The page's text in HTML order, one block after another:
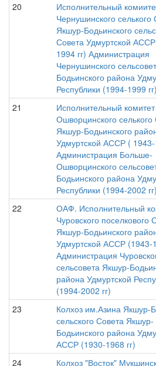
20
Исполнительный
Чернушинского селького
Якшур-Бодьинского
Совета Удмуртской
1994 гг) Администрация
Чернушинского
Бодьинского района
Республики (1994-1999 гг)
21
Исполнительный
Ошворцинского селького
Якшур-Бодьинского
Удмуртской АССР ( 1943-
Администрация Больше-
Ошворцинского
Бодьинского района
Республики (1994-2002 гг)
22
ОАФ. Исполнительный
Чуровского поселкового
Якшур-Бодьинского
Удмуртской АССР (1943-
Администрация
сельсовета Якшур-
района Удмуртской
(1994-2002 гг)
23
Колхоз им.Азина Якшур-
сельского Совета Якшур-
Бодьинского района
АССР (1930-1968 гг)
24
Колхоз "Восток"